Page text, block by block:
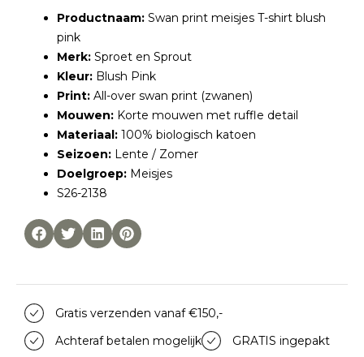
Productnaam: Swan print meisjes T-shirt blush
pink
Merk: Sproet en Sprout
Kleur: Blush Pink
Print: All-over swan print (zwanen)
Mouwen: Korte mouwen met ruffle detail
Materiaal: 100% biologisch katoen
Seizoen: Lente / Zomer
Doelgroep: Meisjes
S26-2138
Gratis verzenden vanaf €150,-
Achteraf betalen mogelijk
GRATIS ingepakt